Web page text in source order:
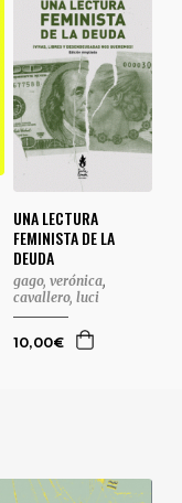
UNA LECTURA
FEMINISTA DE LA
DEUDA
gago, verónica,
cavallero, luci
10,00€